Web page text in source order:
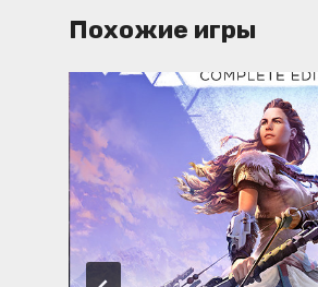
Похожие игры